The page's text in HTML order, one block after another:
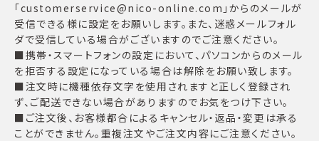
「customerservice@nico-online.com」からのメールが
受信できる様に設定をお願いします。また、迷惑メールフォル
ダで受信している場合がございますのでご注意ください。
■携帯・スマートフォンの設定において、パソコンからのメール
を拒否する設定になっている場合は解除をお願い致します。
■注文時に機種依存文字を使用されますと正しく登録され
ず、ご配送できない場合がありますのでお気をつけ下さい。
■ご注文後、お客様都合によるキャンセル・返品・変更は承る
ことができません。重複注文やご注文内容にご注意ください。